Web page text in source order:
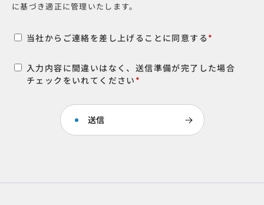
に基づき適正に管理いたします。
当社からご連絡を差し上げることに同意する *
入力内容に間違いはなく、送信準備が完了した場合
チェックをいれてください *